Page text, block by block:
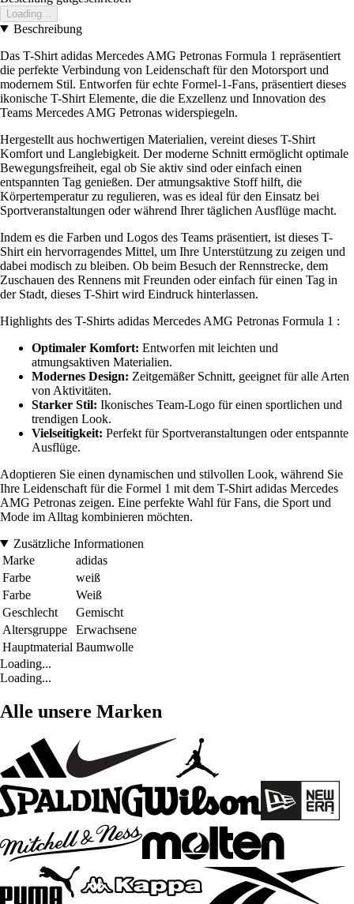
Loading...
Beschreibung
Das T-Shirt adidas Mercedes AMG Petronas Formula 1 repräsentiert
die perfekte Verbindung von Leidenschaft für den Motorsport und
modernem Stil. Entworfen für echte Formel-1-Fans, präsentiert dieses
ikonische T-Shirt Elemente, die die Exzellenz und Innovation des
Teams Mercedes AMG Petronas widerspiegeln.
Hergestellt aus hochwertigen Materialien, vereint dieses T-Shirt
Komfort und Langlebigkeit. Der moderne Schnitt ermöglicht optimale
Bewegungsfreiheit, egal ob Sie aktiv sind oder einfach einen
entspannten Tag genießen. Der atmungsaktive Stoff hilft, die
Körpertemperatur zu regulieren, was es ideal für den Einsatz bei
Sportveranstaltungen oder während Ihrer täglichen Ausflüge macht.
Indem es die Farben und Logos des Teams präsentiert, ist dieses T-
Shirt ein hervorragendes Mittel, um Ihre Unterstützung zu zeigen und
dabei modisch zu bleiben. Ob beim Besuch der Rennstrecke, dem
Zuschauen des Rennens mit Freunden oder einfach für einen Tag in
der Stadt, dieses T-Shirt wird Eindruck hinterlassen.
Highlights des T-Shirts adidas Mercedes AMG Petronas Formula 1 :
Optimaler Komfort: Entworfen mit leichten und
atmungsaktiven Materialien.
Modernes Design: Zeitgemäßer Schnitt, geeignet für alle Arten
von Aktivitäten.
Starker Stil: Ikonisches Team-Logo für einen sportlichen und
trendigen Look.
Vielseitigkeit: Perfekt für Sportveranstaltungen oder entspannte
Ausflüge.
Adoptieren Sie einen dynamischen und stilvollen Look, während Sie
Ihre Leidenschaft für die Formel 1 mit dem T-Shirt adidas Mercedes
AMG Petronas zeigen. Eine perfekte Wahl für Fans, die Sport und
Mode im Alltag kombinieren möchten.
Zusätzliche Informationen
Marke
adidas
Farbe
weiß
Farbe
Weiß
Geschlecht
Gemischt
Altersgruppe
Erwachsene
Hauptmaterial Baumwolle
Loading...
Loading...
Alle unsere Marken